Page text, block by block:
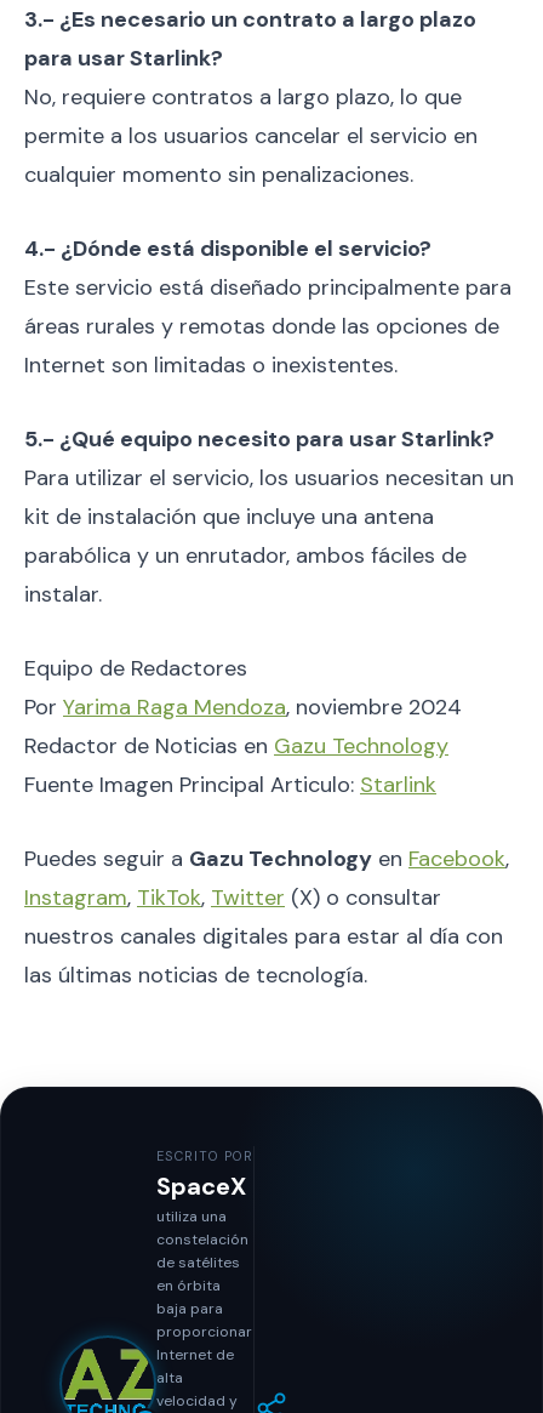
3.- ¿Es necesario un contrato a largo plazo
para usar Starlink?
No, requiere contratos a largo plazo, lo que
permite a los usuarios cancelar el servicio en
cualquier momento sin penalizaciones.
4.- ¿Dónde está disponible el servicio?
Este servicio está diseñado principalmente para
áreas rurales y remotas donde las opciones de
Internet son limitadas o inexistentes.
5.- ¿Qué equipo necesito para usar Starlink?
Para utilizar el servicio, los usuarios necesitan un
kit de instalación que incluye una antena
parabólica y un enrutador, ambos fáciles de
instalar.
Equipo de Redactores
Por Yarima Raga Mendoza, noviembre 2024
Redactor de Noticias en Gazu Technology
Fuente Imagen Principal Articulo: Starlink
Puedes seguir a Gazu Technology en Facebook,
Instagram, TikTok, Twitter (X) o consultar
nuestros canales digitales para estar al día con
las últimas noticias de tecnología.
ESCRITO POR
SpaceX
utiliza una
constelación
de satélites
en órbita
baja para
proporcionar
Internet de
alta
velocidad y